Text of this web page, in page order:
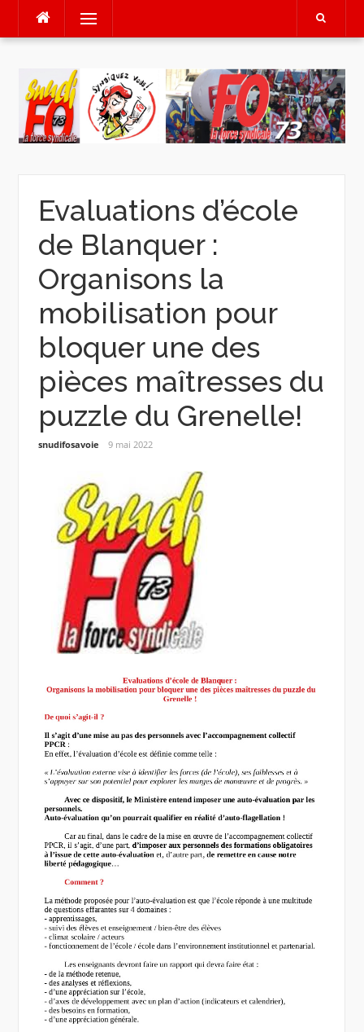
contenu
Menu
Evaluations d’école
de Blanquer :
Organisons la
mobilisation pour
bloquer une des
pièces maîtresses du
puzzle du Grenelle!
snudifosavoie 9 mai 2022